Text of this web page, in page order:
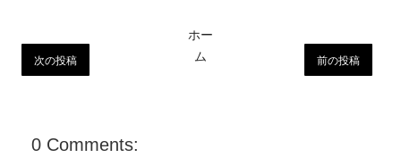
次の投稿 前の投稿
ホー
ム
0 Comments: